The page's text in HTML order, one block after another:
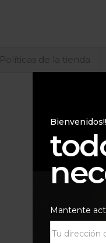
Políticas de la tienda
Bienvenidos!!
Mantente